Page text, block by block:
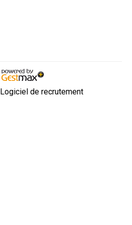
Logiciel de recrutement